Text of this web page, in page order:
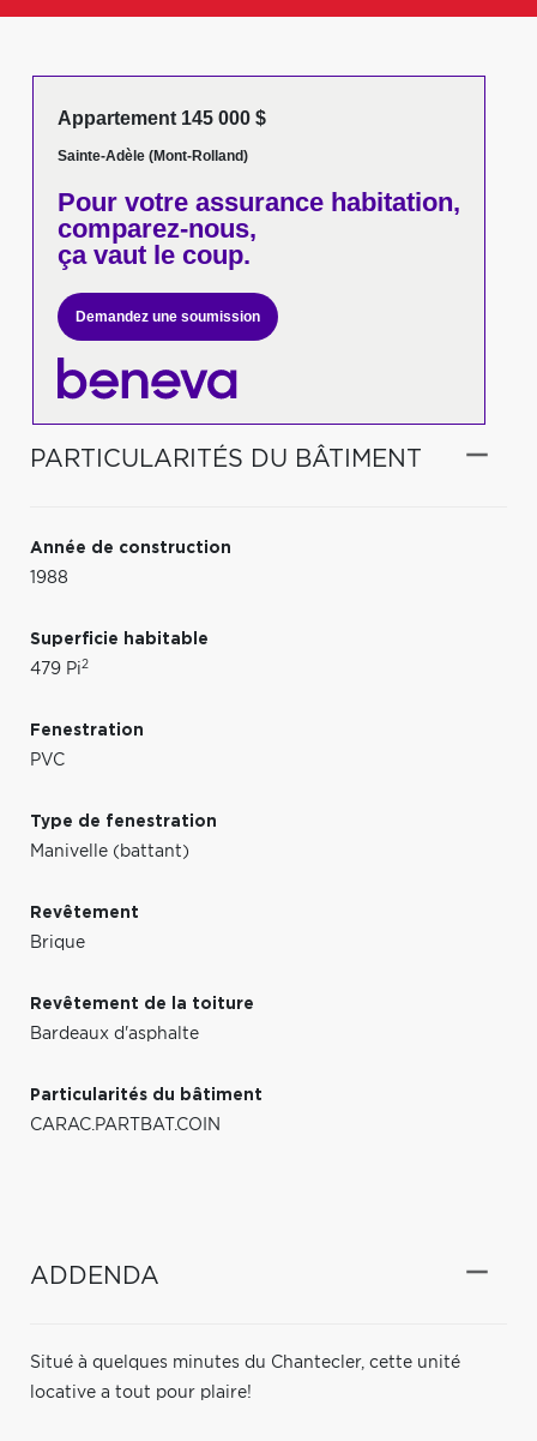
Appartement 145 000 $
Sainte-Adèle (Mont-Rolland)
Pour votreassurance habitation,
comparez-nous,
ça vaut le coup.
Demandez une soumission
PARTICULARITÉS DU BÂTIMENT
Année de construction
1988
Superficie habitable
479 Pi2
Fenestration
PVC
Type de fenestration
Manivelle (battant)
Revêtement
Brique
Revêtement de la toiture
Bardeaux d'asphalte
Particularités du bâtiment
CARAC.PARTBAT.COIN
ADDENDA
Situé à quelques minutes du Chantecler, cette unité
locative a tout pour plaire!